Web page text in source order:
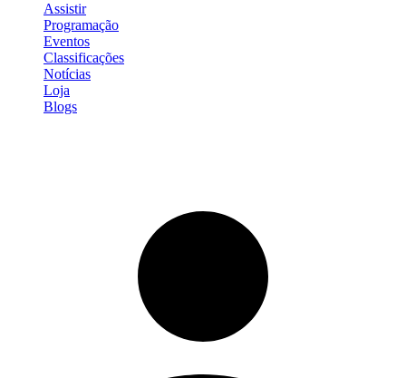
Assistir
Programação
Eventos
Classificações
Notícias
Loja
Blogs